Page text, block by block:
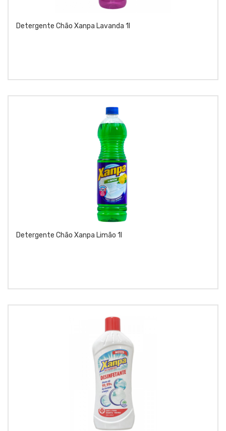
Detergente Chão Xanpa Lavanda 1l
Detergente Chão Xanpa Limão 1l